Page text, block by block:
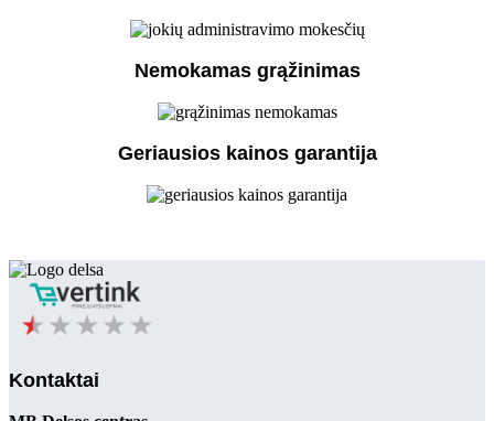
Nemokamas grąžinimas
Geriausios kainos garantija
Kontaktai